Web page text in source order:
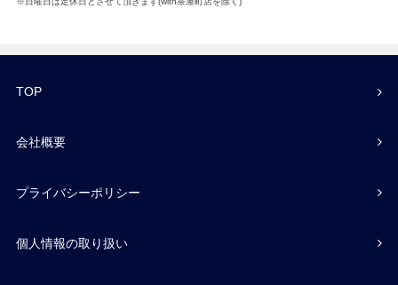
TOP
会社概要
プライバシーポリシー
個人情報の取り扱い